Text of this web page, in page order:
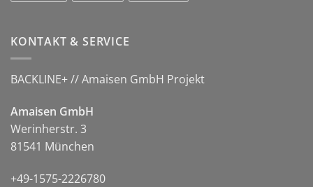
KONTAKT & SERVICE
BACKLINE+ // Amaisen GmbH Projekt
Amaisen GmbH
Werinherstr. 3
81541 München
+49-1575-2226780